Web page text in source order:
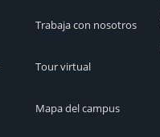
Trabaja con nosotros
Tour virtual
Mapa del campus